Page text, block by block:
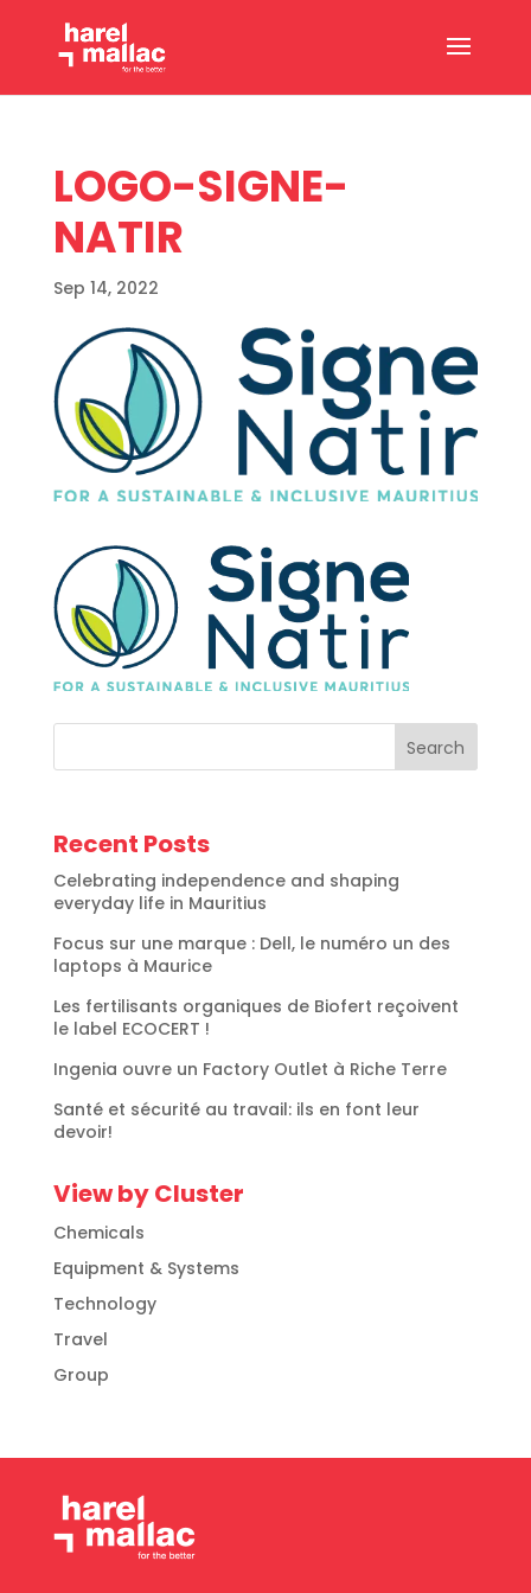
LOGO-SIGNE-
NATIR
Sep 14, 2022
Search
Recent Posts
Celebrating independence and shaping
everyday life in Mauritius
Focus sur une marque : Dell, le numéro un des
laptops à Maurice
Les fertilisants organiques de Biofert reçoivent
le label ECOCERT !
Ingenia ouvre un Factory Outlet à Riche Terre
Santé et sécurité au travail: ils en font leur
devoir!
View by Cluster
Chemicals
Equipment & Systems
Technology
Travel
Group